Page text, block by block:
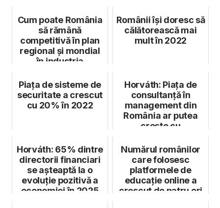
Cum poate România
să rămână
competitivă în plan
regional și mondial
în industria
Românii își doresc să
călătorească mai
mult în 2022
Piața de sisteme de
securitate a crescut
cu 20% în 2022
Horváth: Piața de
consultanță în
management din
România ar putea
crește cu
anual în u...
Horváth: 65% dintre
directorii financiari
se așteaptă la o
evoluție pozitivă a
economiei în 2025
Numărul românilor
care folosesc
platformele de
educație online a
crescut de patru ori